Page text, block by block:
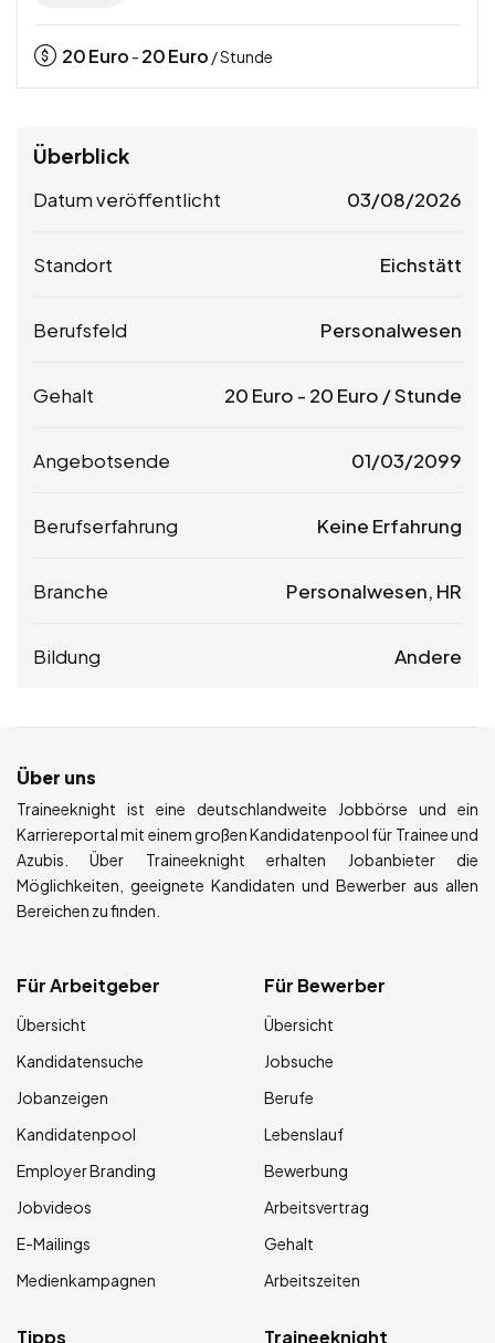
20Euro - 20Euro / Stunde
Überblick
Datum veröffentlicht 03/08/2026
Standort Eichstätt
Berufsfeld Personalwesen
Gehalt 20 Euro - 20 Euro / Stunde
Angebotsende 01/03/2099
Berufserfahrung Keine Erfahrung
Branche Personalwesen, HR
Bildung Andere
Über uns
Traineeknight ist eine deutschlandweite Jobbörse und ein
Karriereportal mit einem großen Kandidatenpool für Trainee und
Azubis. Über Traineeknight erhalten Jobanbieter die
Möglichkeiten, geeignete Kandidaten und Bewerber aus allen
Bereichen zu finden.
Für Arbeitgeber
Übersicht
Kandidatensuche
Jobanzeigen
Kandidatenpool
Employer Branding
Jobvideos
E-Mailings
Medienkampagnen
Für Bewerber
Übersicht
Jobsuche
Berufe
Lebenslauf
Bewerbung
Arbeitsvertrag
Gehalt
Arbeitszeiten
Tipps Traineeknight